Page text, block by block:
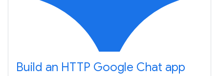
Build an HTTP Google Chat app